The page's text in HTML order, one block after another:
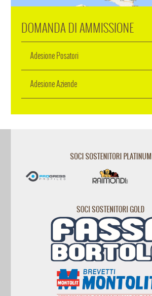
DOMANDA DI AMMISSIONE
Adesione Posatori
Adesione Aziende
SOCI SOSTENITORI PLATINUM
SOCI SOSTENITORI GOLD